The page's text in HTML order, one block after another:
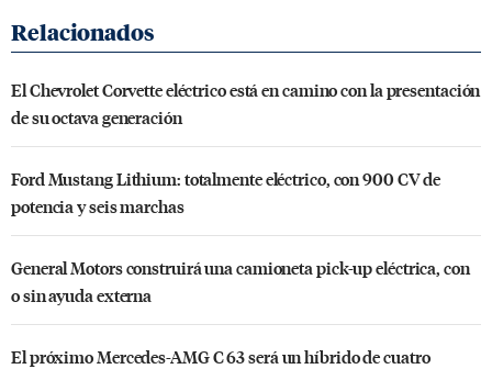
El Chevrolet Corvette eléctrico está en camino con la presentación
de su octava generación
Ford Mustang Lithium: totalmente eléctrico, con 900 CV de
potencia y seis marchas
General Motors construirá una camioneta pick-up eléctrica, con
o sin ayuda externa
El próximo Mercedes-AMG C 63 será un híbrido de cuatro